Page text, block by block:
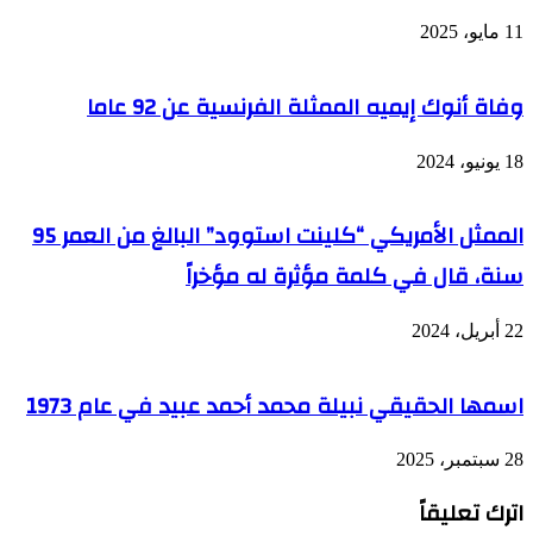
11 مايو، 2025
وفاة أنوك إيميه الممثلة الفرنسية عن 92 عاما
18 يونيو، 2024
الممثل الأمريكي “كلينت استوود” البالغ من العمر 95
سنة، قال في كلمة مؤثرة له مؤخراً
22 أبريل، 2024
اسمها الحقيقي نبيلة محمد أحمد عبيد في عام 1973
28 سبتمبر، 2025
اترك تعليقاً